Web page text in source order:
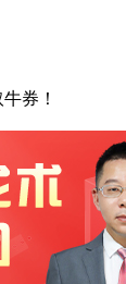
券！